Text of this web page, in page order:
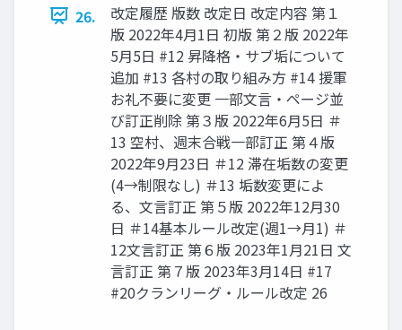
26.
改定履歴 版数 改定日 改定内容 第１
版 2022年4月1日 初版 第２版 2022年
5月5日 #12 昇降格・サブ垢について
追加 #13 各村の取り組み方 #14 援軍
お礼不要に変更 一部文言・ページ並
び訂正削除 第３版 2022年6月5日 ＃
13 空村、週末合戦一部訂正 第４版
2022年9月23日 ＃12 滞在垢数の変更
(4→制限なし) ＃13 垢数変更によ
る、文言訂正 第５版 2022年12月30
日 ＃14基本ルール改定(週1→月1) ＃
12文言訂正 第６版 2023年1月21日 文
言訂正 第７版 2023年3月14日 #17
#20クランリーグ・ルール改定 26